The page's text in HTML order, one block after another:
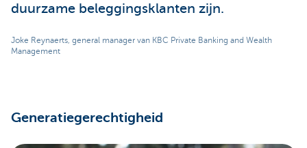
duurzame beleggingsklanten zijn.
Joke Reynaerts, general manager van KBC Private Banking and Wealth
Management
Generatiegerechtigheid